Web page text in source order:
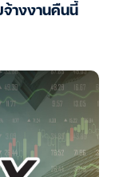
จ้างงานคืนนี้